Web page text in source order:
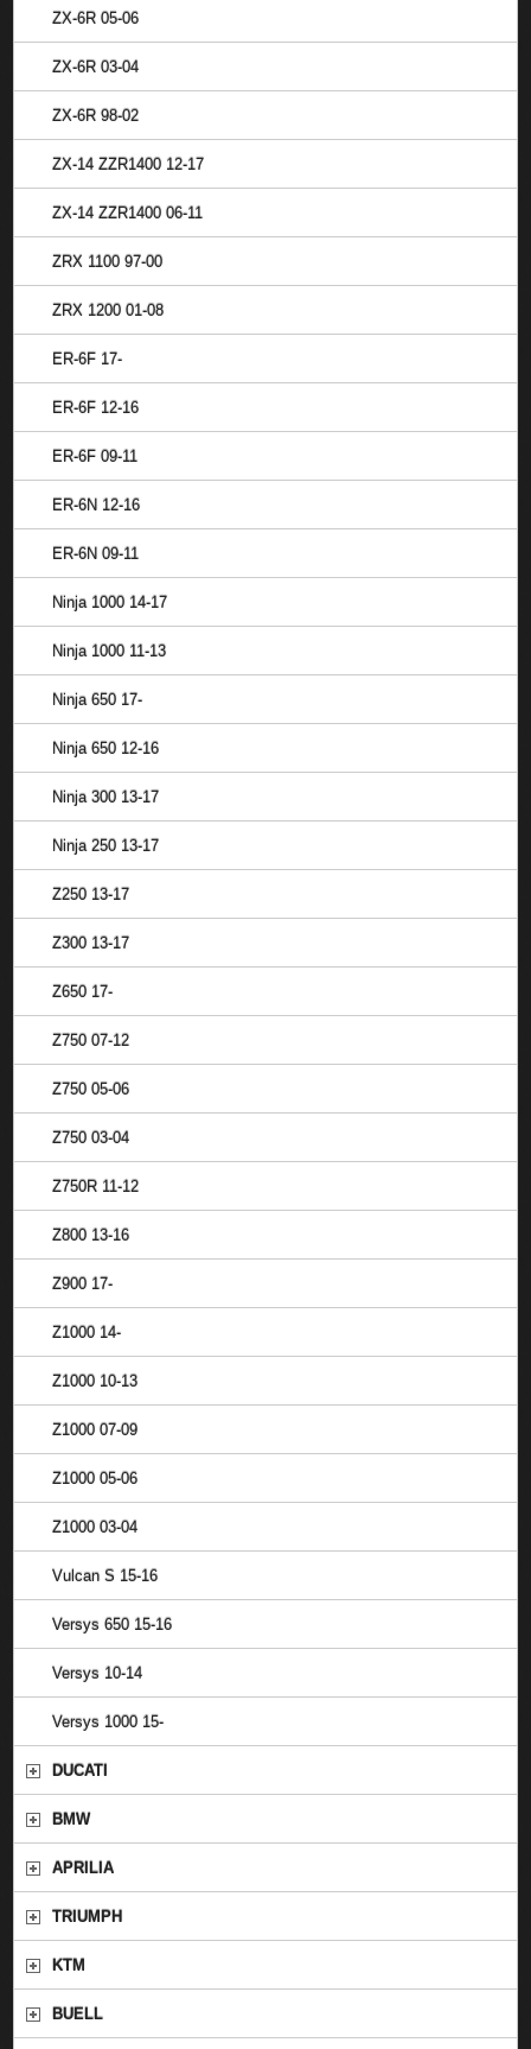
ZX-6R 05-06
ZX-6R 03-04
ZX-6R 98-02
ZX-14 ZZR1400 12-17
ZX-14 ZZR1400 06-11
ZRX 1100 97-00
ZRX 1200 01-08
ER-6F 17-
ER-6F 12-16
ER-6F 09-11
ER-6N 12-16
ER-6N 09-11
Ninja 1000 14-17
Ninja 1000 11-13
Ninja 650 17-
Ninja 650 12-16
Ninja 300 13-17
Ninja 250 13-17
Z250 13-17
Z300 13-17
Z650 17-
Z750 07-12
Z750 05-06
Z750 03-04
Z750R 11-12
Z800 13-16
Z900 17-
Z1000 14-
Z1000 10-13
Z1000 07-09
Z1000 05-06
Z1000 03-04
Vulcan S 15-16
Versys 650 15-16
Versys 10-14
Versys 1000 15-
DUCATI
BMW
APRILIA
TRIUMPH
KTM
BUELL